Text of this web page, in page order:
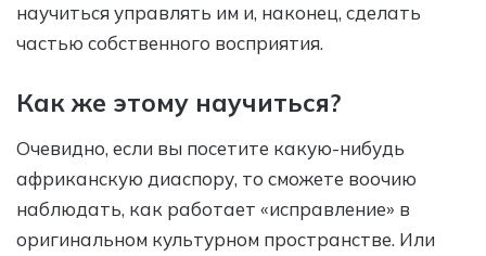
научиться управлять им и, наконец, сделать
частью собственного восприятия.
Как же этому научиться?
Очевидно, если вы посетите какую-нибудь
африканскую диаспору, то сможете воочию
наблюдать, как работает «исправление» в
оригинальном культурном пространстве. Или